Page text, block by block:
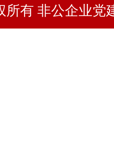
所有 非公企业党